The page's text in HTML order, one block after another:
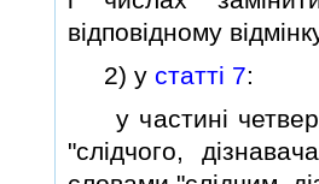
вiдповiдному
2) у статтi 7:
у частинi
"слiдчого,